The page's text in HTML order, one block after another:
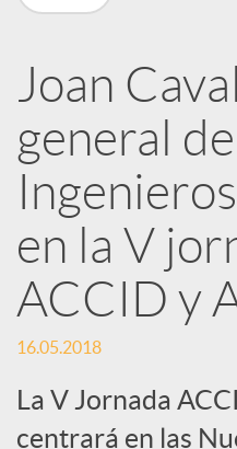
R
e
d
e
s
S
Joan
general
en la V
ACCID y
16.05.2018
La V Jornada
centrará en las